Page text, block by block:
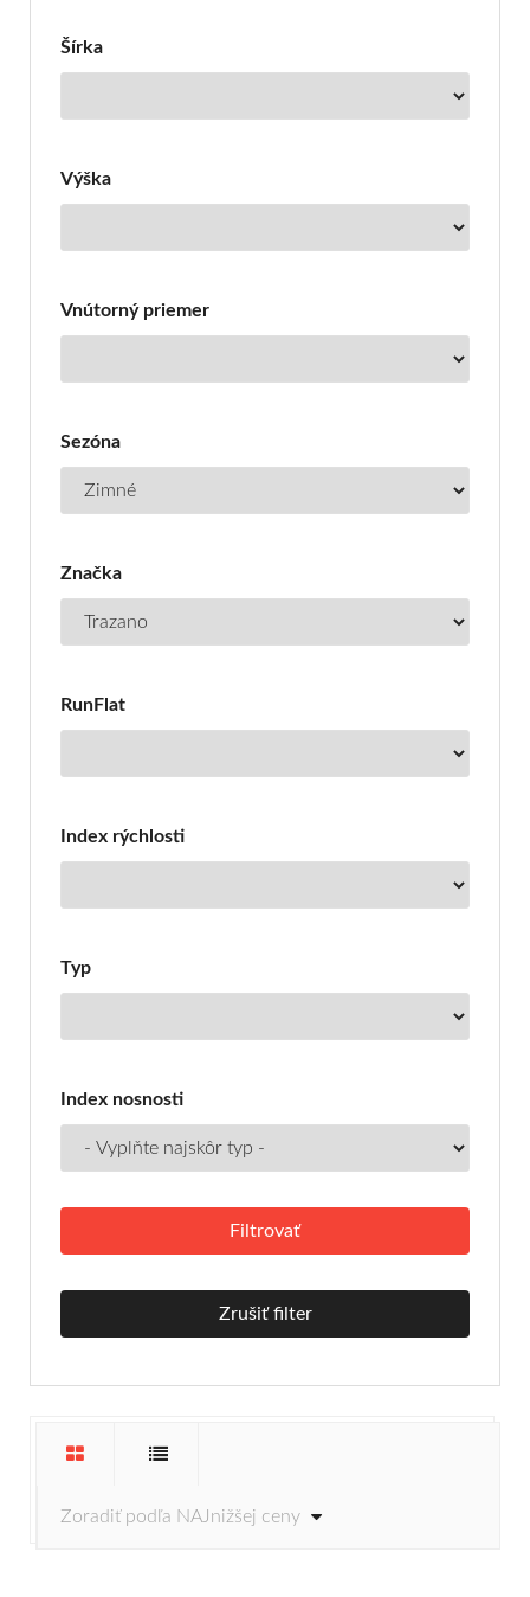
Pneumatiky
Trazano
Šírka
Výška
Vnútorný priemer
Sezóna
Značka
RunFlat
Index rýchlosti
Typ
Index nosnosti
Zrušiť filter